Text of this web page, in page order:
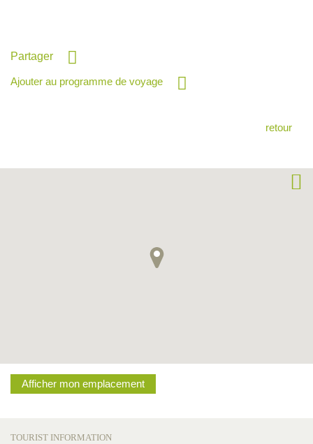
Partager
Ajouter au programme de voyage
retour
Afficher mon emplacement
TOURIST INFORMATION